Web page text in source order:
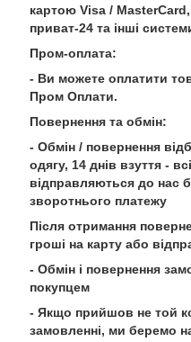
картою Visa /
приват-24 та інші
Пром-оплата:
- Ви можете оплатити
Пром Оплати.
Повернення та обмін:
- Обмін / повернення
одягу, 14 днів взуття -
відправляються до нас
зворотнього платежу
Після отримання
гроші на карту або
- Обмін і повернення
покупцем
- Якщо прийшов не той
замовленні, ми беремо